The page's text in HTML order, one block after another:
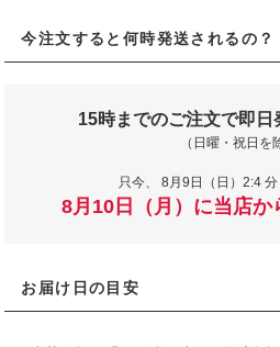
今注文すると何時発送されるの？
15時までのご注文で即日
（日曜・祝日を
只今、 8月9日（日）2:4
8月10日（月）に当店か
お届け日の目安